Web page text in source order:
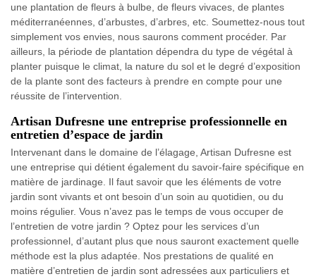
une plantation de fleurs à bulbe, de fleurs vivaces, de plantes
méditerranéennes, d’arbustes, d’arbres, etc. Soumettez-nous tout
simplement vos envies, nous saurons comment procéder. Par
ailleurs, la période de plantation dépendra du type de végétal à
planter puisque le climat, la nature du sol et le degré d’exposition
de la plante sont des facteurs à prendre en compte pour une
réussite de l’intervention.
Artisan Dufresne une entreprise professionnelle en
entretien d’espace de jardin
Intervenant dans le domaine de l’élagage, Artisan Dufresne est
une entreprise qui détient également du savoir-faire spécifique en
matière de jardinage. Il faut savoir que les éléments de votre
jardin sont vivants et ont besoin d’un soin au quotidien, ou du
moins régulier. Vous n’avez pas le temps de vous occuper de
l’entretien de votre jardin ? Optez pour les services d’un
professionnel, d’autant plus que nous sauront exactement quelle
méthode est la plus adaptée. Nos prestations de qualité en
matière d’entretien de jardin sont adressées aux particuliers et